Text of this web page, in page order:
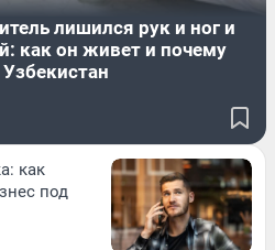
лишился рук и ног и
как он живет и почему
как
под